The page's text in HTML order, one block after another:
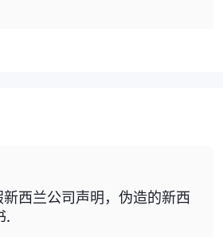
的回报。
Multi Assets Plan
内获得80%的回报，使用Top Solana
美元或更多，以在60天内获得120%的
西兰公司声明，伪造的新西
.